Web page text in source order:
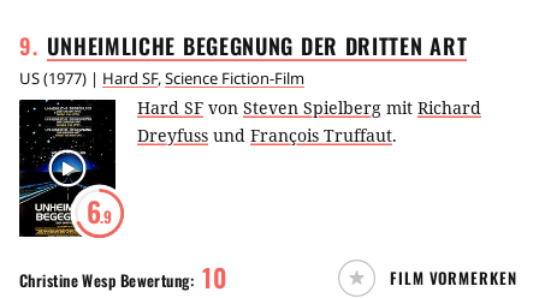
9. UNHEIMLICHE BEGEGNUNG DER DRITTENART
US(1977) | Hard SF,Science Fiction-Film
6.9
Hard SF von Steven Spielberg mit Richard
Dreyfuss und François Truffaut.
Christine Wesp Bewertung: 10 FILM VORMERKEN